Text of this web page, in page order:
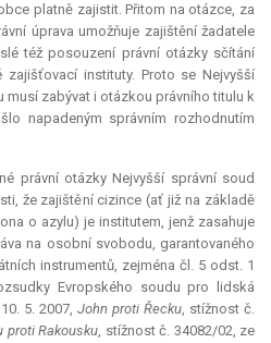
platně zajistit. Přitom na otázce, za
úprava umožňuje zajištění žadatele
též posouzení právní otázky sčítání
zajišťovací instituty. Proto se Nejvyšší
musí zabývat i otázkou právního titulu k
napadeným správním rozhodnutím
právní otázky Nejvyšší správní soud
že zajištění cizince (ať již na základě
o azylu) je institutem, jenž zasahuje
na osobní svobodu, garantovaného
instrumentů, zejména čl. 5 odst. 1
Evropského soudu pro lidská
5. 2007, John proti Řecku, stížnost č.
proti Rakousku, stížnost č. 34082/02, ze